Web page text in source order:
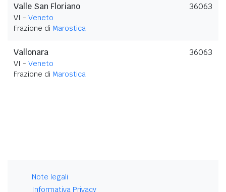
Valle San Floriano
VI - Veneto
Frazione di Marostica
36063
Vallonara
VI - Veneto
Frazione di Marostica
36063
Note legali
Informativa Privacy